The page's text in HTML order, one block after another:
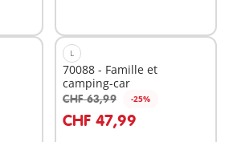
L
70088 - Famille et
camping-car
CHF 63,99 -25%
CHF 47,99